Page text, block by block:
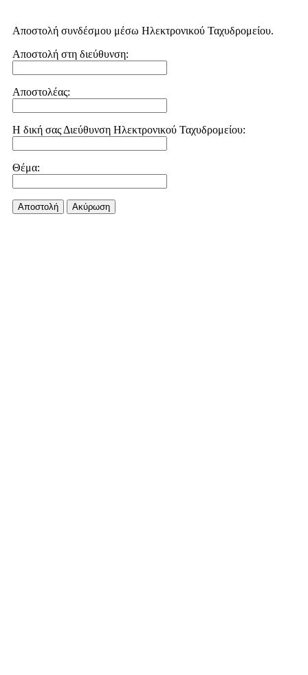
Αποστολή συνδέσμου μέσω Ηλεκτρονικού Ταχυδρομείου.
Αποστολή στη διεύθυνση:
Αποστολέας:
Η δική σας Διεύθυνση Ηλεκτρονικού Ταχυδρομείου:
Θέμα:
Αποστολή Aκύρωση